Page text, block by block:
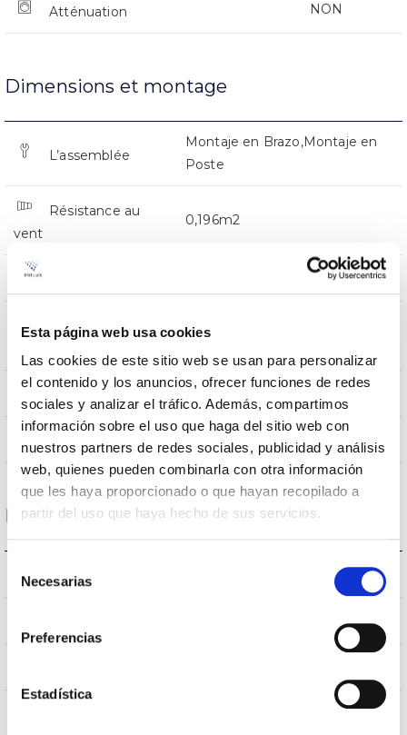
Esta página web usa cookies
Las cookies de este sitio web se usan para personalizar
el contenido y los anuncios, ofrecer funciones de redes
sociales y analizar el tráfico. Además, compartimos
información sobre el uso que haga del sitio web con
nuestros partners de redes sociales, publicidad y análisis
web, quienes pueden combinarla con otra información
que les haya proporcionado o que hayan recopilado a
partir del uso que haya hecho de sus servicios.
Necesarias
Preferencias
Estadística
Atténuation NON
Dimensions et montage
L’assemblée
Montaje en Brazo,Montaje en
Poste
Résistance au
vent
0,196m2
Position de
Montaje en Brazo,Montaje en
Empalmable NON
Éclairage Directa
Données optiques
Température de coleur 4000K